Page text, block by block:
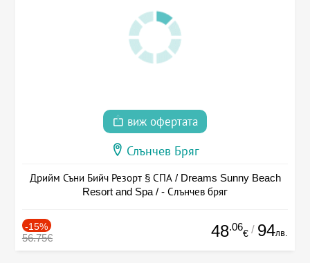
виж офертата
Слънчев Бряг
Дрийм Съни Бийч Резорт § СПА / Dreams Sunny Beach
Resort and Spa / - Слънчев бряг
-15%
56.75€ 48.06
€ / 94лв.